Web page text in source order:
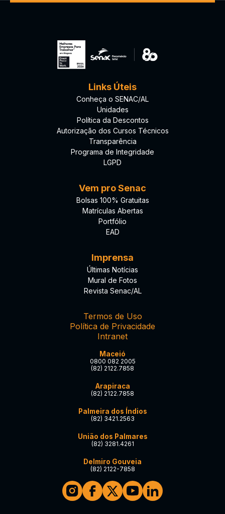
Links Úteis
Conheça o SENAC/AL
Unidades
Política da Descontos
Autorização dos Cursos Técnicos
Transparência
Programa de Integridade
LGPD
Vem pro Senac
Bolsas 100% Gratuitas
Matrículas Abertas
Portfólio
EAD
Imprensa
Últimas Notícias
Mural de Fotos
Revista Senac/AL
Termos de Uso
Política de Privacidade
Intranet
Maceió
0800 082 2005
(82) 2122.7858
Arapiraca
(82) 2122.7858
Palmeira dos Índios
(82) 3421.2563
União dos Palmares
(82) 3281.4261
Delmiro Gouveia
(82) 2122-7858